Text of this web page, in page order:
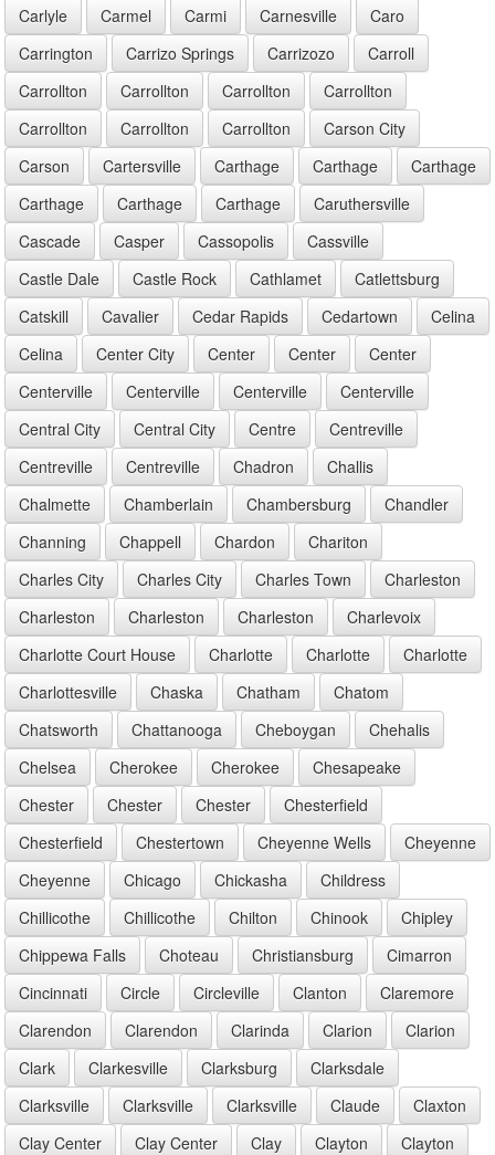
Carlyle Carmel Carmi Carnesville
Caro
Carrington
Carrizo Springs Carrizozo
Carroll
Carrollton
Carrollton Carrollton
Carrollton
Carrollton
Carrollton Carrollton
Carson City
Carson
Cartersville Carthage Carthage
Carthage
Carthage
Carthage Carthage
Caruthersville
Cascade
Casper Cassopolis
Cassville
Castle Dale
Castle Rock Cathlamet
Catlettsburg
Catskill
Cavalier Cedar Rapids Cedartown
Celina
Celina
Center City Center Center
Center
Centerville
Centerville Centerville
Centerville
Central City
Central City Centre
Centreville
Centreville
Centreville Chadron
Challis
Chalmette
Chamberlain Chambersburg
Chandler
Channing
Chappell Chardon
Chariton
Charles City
Charles City Charles Town
Charleston
Charleston
Charleston Charleston
Charlevoix
Charlotte Court House
Charlotte Charlotte
Charlotte
Charlottesville
Chaska Chatham
Chatom
Chatsworth
Chattanooga Cheboygan
Chehalis
Chelsea
Cherokee Cherokee
Chesapeake
Chester
Chester Chester
Chesterfield
Chesterfield
Chestertown Cheyenne Wells
Cheyenne
Cheyenne
Chicago Chickasha
Childress
Chillicothe
Chillicothe Chilton Chinook
Chipley
Chippewa Falls
Choteau Christiansburg
Cimarron
Cincinnati
Circle Circleville Clanton
Claremore
Clarendon
Clarendon Clarinda Clarion
Clarion
Clark
Clarkesville Clarksburg
Clarksdale
Clarksville
Clarksville Clarksville Claude
Claxton
Clay Center
Clay Center Clay Clayton
Clayton